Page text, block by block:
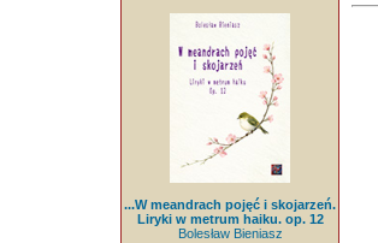
...W meandrach pojęć i skojarzeń.
Liryki w metrum haiku. op. 12
Bolesław Bieniasz